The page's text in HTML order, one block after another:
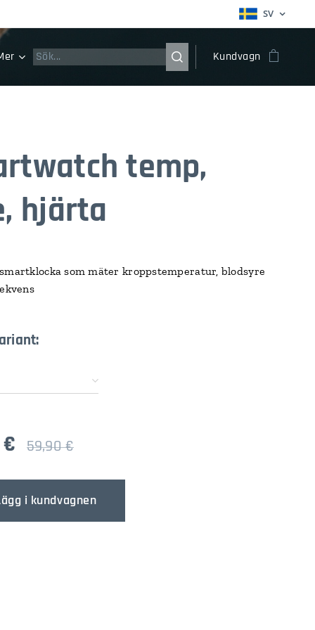
SV
Kundvagn
temp,
hjärta
som mäter kroppstemperatur, blodsyre
59,90€
i kundvagnen